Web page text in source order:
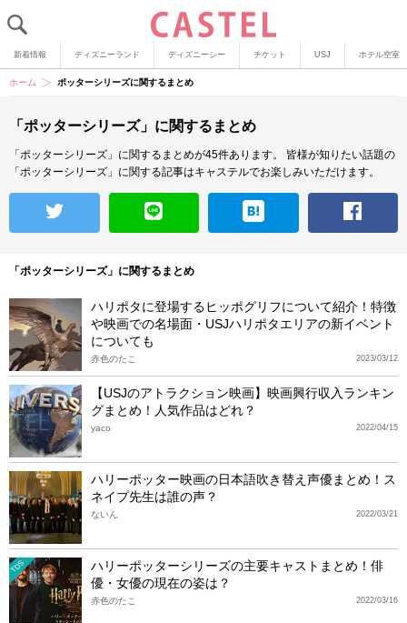
新着情報 ディズニーランド ディズニーシー チケット USJ ホテル空室
ホーム ポッターシリーズに関するまとめ
「ポッターシリーズ」に関するまとめ
「ポッターシリーズ」に関するまとめが45件あります。
皆様が知りたい話題の
「ポッターシリーズ」に関する記事はキャステルでお楽しみいただけます。
「ポッターシリーズ」に関するまとめ
ハリポタに登場するヒッポグリフについて紹介！特徴
や映画での名場面・USJハリポタエリアの新イベント
についても
2023/03/12
赤色のたこ
【USJのアトラクション映画】映画興行収入ランキン
グまとめ！人気作品はどれ？
2022/04/15
yaco
ハリーポッター映画の日本語吹き替え声優まとめ！ス
ネイプ先生は誰の声？
2022/03/21
ないん
TDS
ハリーポッターシリーズの主要キャストまとめ！俳
優・女優の現在の姿は？
2022/03/16
赤色のたこ